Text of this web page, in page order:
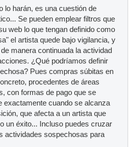
lo harán, es una cuestión de
Se pueden emplear filtros que
web lo que tengan definido como
el artista quede bajo vigilancia, y
manera continuada la actividad
¿Qué podríamos definir
Pues compras súbitas en
procedentes de áreas
con formas de pago que se
exactamente cuando se alcanza
que afecta a un artista que
un éxito... Incluso puedes cruzar
actividades sospechosas para